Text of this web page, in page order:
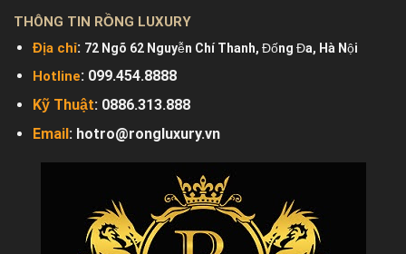
THÔNG TIN RỒNG LUXURY
Địa chỉ: 72 Ngõ 62 Nguyễn Chí Thanh, Đống Đa, Hà Nội
Hotline: 099.454.8888
Kỹ Thuật: 0886.313.888
Email: hotro@rongluxury.vn